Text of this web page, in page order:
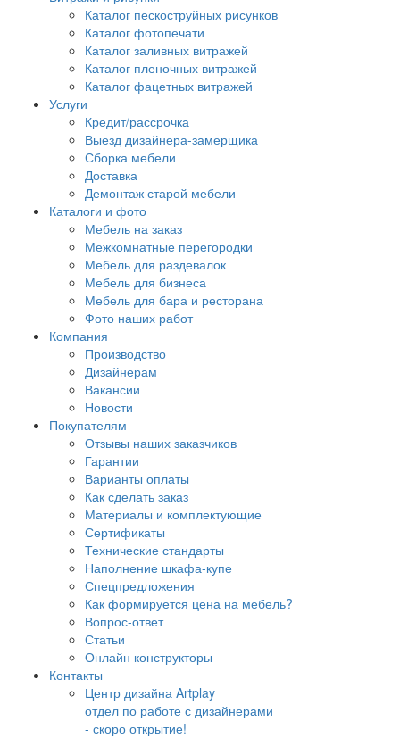
Каталог пескоструйных рисунков
Каталог фотопечати
Каталог заливных витражей
Каталог пленочных витражей
Каталог фацетных витражей
Услуги
Кредит/рассрочка
Выезд дизайнера-замерщика
Сборка мебели
Доставка
Демонтаж старой мебели
Каталоги и фото
Мебель на заказ
Межкомнатные перегородки
Мебель для раздевалок
Мебель для бизнеса
Мебель для бара и ресторана
Фото наших работ
Компания
Производство
Дизайнерам
Вакансии
Новости
Покупателям
Отзывы наших заказчиков
Гарантии
Варианты оплаты
Как сделать заказ
Материалы и комплектующие
Сертификаты
Технические стандарты
Наполнение шкафа-купе
Спецпредложения
Как формируется цена на мебель?
Вопрос-ответ
Статьи
Онлайн конструкторы
Контакты
Центр дизайна Artplay
отдел по работе с дизайнерами
- скоро открытие!